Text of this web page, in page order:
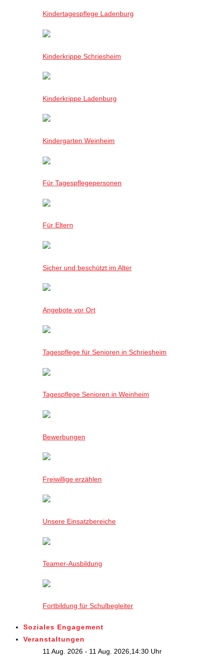
Kindertagespflege Ladenburg
Kinderkrippe Schriesheim
Kinderkrippe Ladenburg
Kindergarten Weinheim
Für Tagespflegepersonen
Für Eltern
Sicher und beschützt im Alter
Angebote vor Ort
Tagespflege für Senioren in Schriesheim
Tagespflege Senioren in Weinheim
Bewerbungen
Freiwillige erzählen
Unsere Einsatzbereiche
Teamer-Ausbildung
Fortbildung für Schulbegleiter
Soziales Engagement
Veranstaltungen
11 Aug. 2026 - 11 Aug. 2026,14:30 Uhr